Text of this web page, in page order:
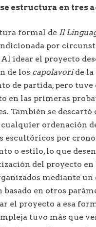
se estructura en tres
formal de Il
por
idear el proyecto
de los capolavoride la
de partida, pero tuve
en las primeras
También se descartó
ordenación
escultóricos por
o estilo, lo que
del proyecto en
mediante un
basado en otros
el proyecto a esa
tuvo más que